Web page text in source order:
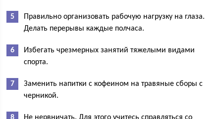
Правильно организовать рабочую нагрузку на глаза.
Делать перерывы каждые полчаса.
Избегать чрезмерных занятий тяжелыми видами
спорта.
Заменить напитки с кофеином на травяные сборы с
черникой.